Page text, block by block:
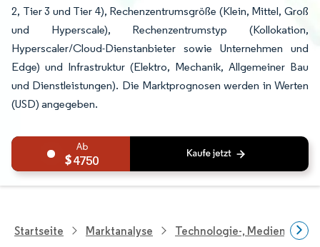
2, Tier 3 und Tier 4), Rechenzentrumsgröße (Klein, Mittel, Groß
und Hyperscale), Rechenzentrumstyp (Kollokation,
Hyperscaler/Cloud-Dienstanbieter sowie Unternehmen und
Edge) und Infrastruktur (Elektro, Mechanik, Allgemeiner Bau
und Dienstleistungen). Die Marktprognosen werden in Werten
(USD) angegeben.
4750
Startseite Marktanalyse Technologie-, Medien- Und